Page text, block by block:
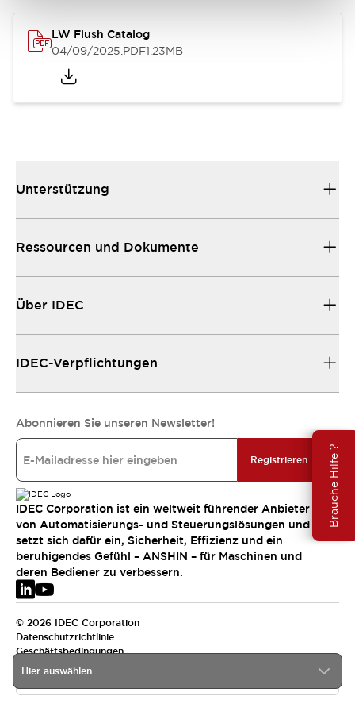
Brauche Hilfe ?
LW Flush Catalog
04/09/2025.PDF1.23MB
Hier auswählen
Unterstützung
Ressourcen und Dokumente
Über IDEC
IDEC-Verpflichtungen
Abonnieren Sie unseren Newsletter!
Registrieren
IDEC Corporation ist ein weltweit führender Anbieter
von Automatisierungs- und Steuerungslösungen und
setzt sich dafür ein, Sicherheit, Effizienz und ein
beruhigendes Gefühl – ANSHIN – für Maschinen und
deren Bediener zu verbessern.
© 2026 IDEC Corporation
Datenschutzrichtlinie
Geschäftsbedingungen
EMEA